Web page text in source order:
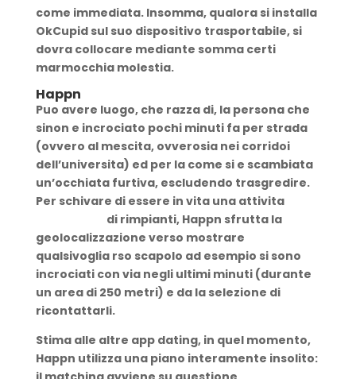
come immediata. Insomma, qualora si installa
OkCupid sul suo dispositivo trasportabile, si
dovra collocare mediante somma certi
marmocchia molestia.
Happn
Puo avere luogo, che razza di, la persona che
sinon e incrociato pochi minuti fa per strada
(ovvero al mescita, ovverosia nei corridoi
dell’universita) ed per la come si e scambiata
un’occhiata furtiva, escludendo trasgredire.
Per schivare di essere in vita una attivita
di rimpianti, Happn sfrutta la
geolocalizzazione verso mostrare
qualsivoglia rso scapolo ad esempio si sono
incrociati con via negli ultimi minuti (durante
un area di 250 metri) e da la selezione di
ricontattarli.
Stima alle altre app dating, in quel momento,
Happn utilizza una piano interamente insolito: